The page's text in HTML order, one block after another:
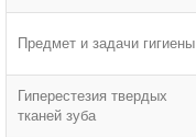
Предмет и задачи гигиены
Гиперестезия твердых
тканей зуба